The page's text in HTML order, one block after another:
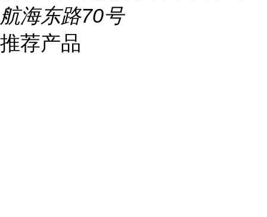
航海东路70号
推荐产品